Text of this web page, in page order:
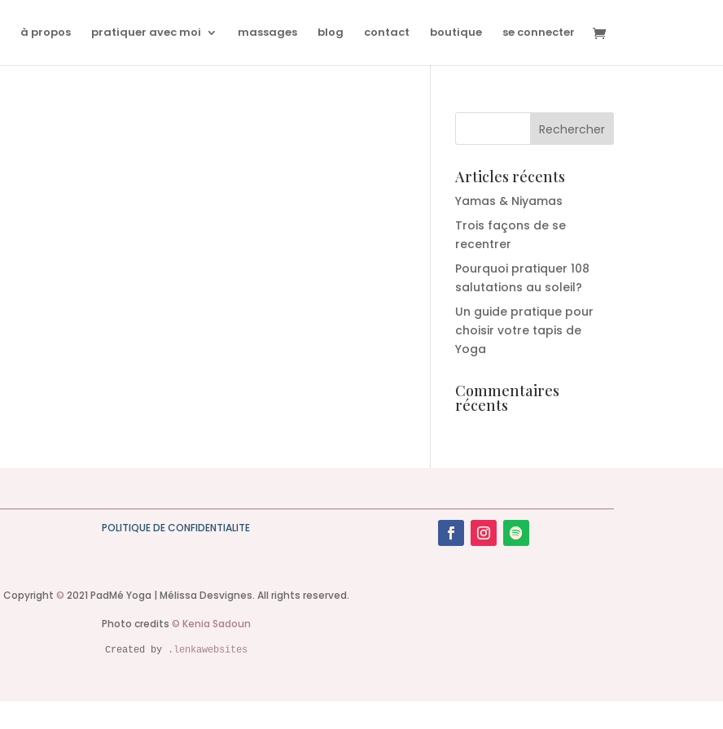
à propos pratiquer avec moi massages blog contact boutique se connecter
Articles récents
Yamas & Niyamas
Trois façons de se
recentrer
Pourquoi pratiquer 108
salutations au soleil?
Un guide pratique pour
choisir votre tapis de
Yoga
Commentaires
récents
POLITIQUE DE CONFIDENTIALITE
Copyright © 2021 PadMé Yoga | Mélissa Desvignes. All rights reserved.
Photo credits © Kenia Sadoun
Created by .lenkawebsites